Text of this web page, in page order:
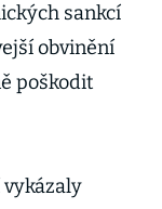
sankcí
obvinění
poškodit